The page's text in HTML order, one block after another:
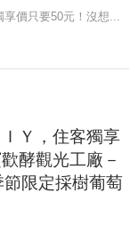
享價只要50元！沒想...
Ｙ，住客獨享
酵觀光工廠－
限定採樹葡萄